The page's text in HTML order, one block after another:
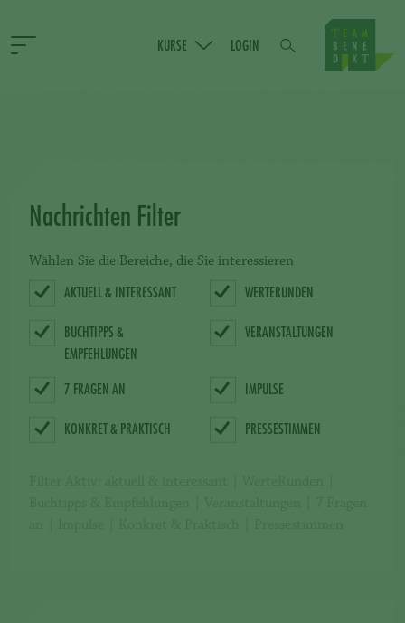
KURSE LOGIN
Nachrichten Filter
Wählen Sie die Bereiche, die Sie interessieren
AKTUELL & INTERESSANT WERTERUNDEN
BUCHTIPPS &
EMPFEHLUNGEN
VERANSTALTUNGEN
7 FRAGEN AN IMPULSE
KONKRET & PRAKTISCH PRESSESTIMMEN